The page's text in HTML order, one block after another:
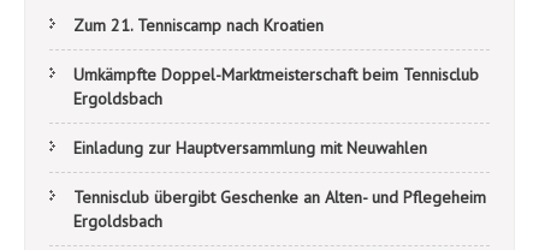
Zum 21. Tenniscamp nach Kroatien
Umkämpfte Doppel-Marktmeisterschaft beim Tennisclub
Ergoldsbach
Einladung zur Hauptversammlung mit Neuwahlen
Tennisclub übergibt Geschenke an Alten- und Pflegeheim
Ergoldsbach